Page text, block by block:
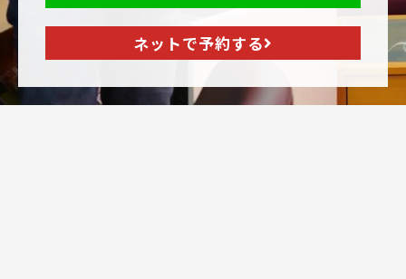
ネットで予約する